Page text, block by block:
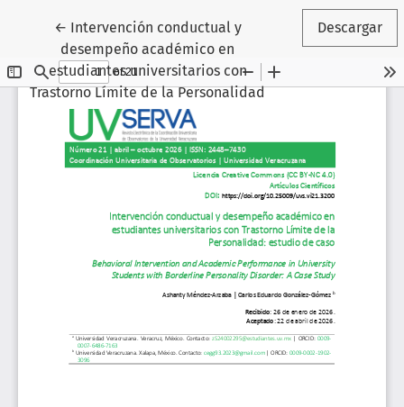
← Volver a los detalles del artículo
Intervención conductual y
desempeño académico en
estudiantes universitarios con
Trastorno Límite de la Personalidad
Descargar